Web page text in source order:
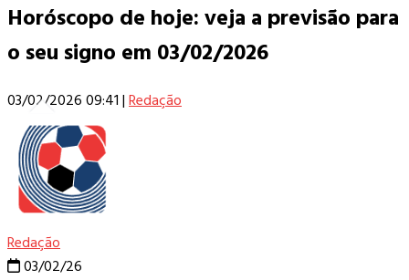
Horóscopo de hoje: veja a previsão para
o seu signo em 03/02/2026
03/02/2026 09:41|Redação
Redação
03/02/26